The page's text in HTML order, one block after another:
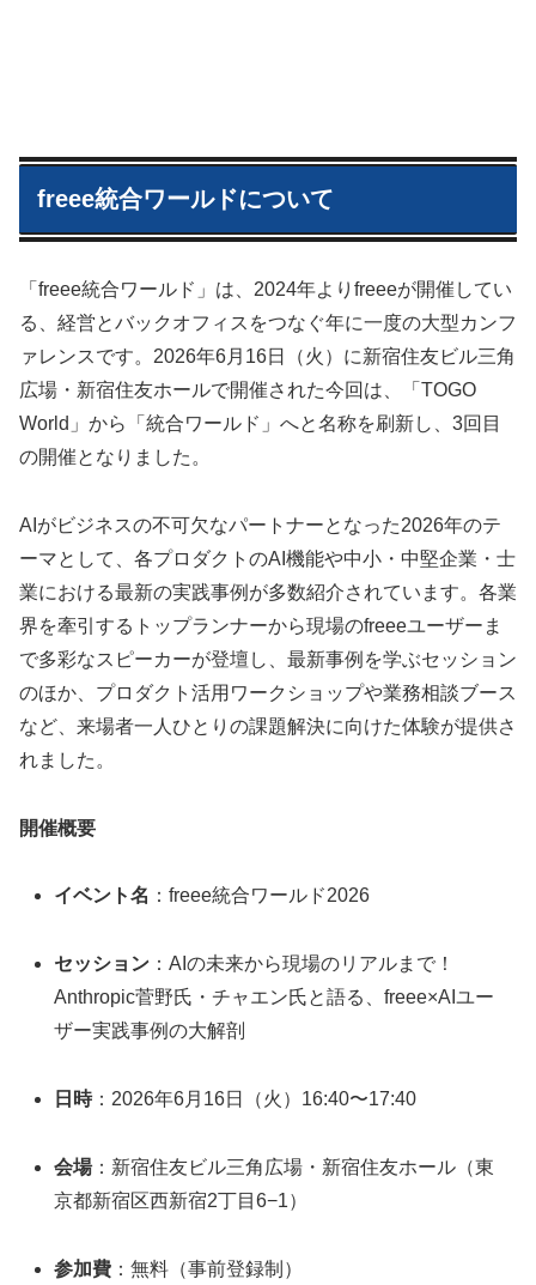
freee統合ワールドについて
「freee統合ワールド」は、2024年よりfreeeが開催してい
る、経営とバックオフィスをつなぐ年に一度の大型カンフ
ァレンスです。2026年6月16日（火）に新宿住友ビル三角
広場・新宿住友ホールで開催された今回は、「TOGO
World」から「統合ワールド」へと名称を刷新し、3回目
の開催となりました。
AIがビジネスの不可欠なパートナーとなった2026年のテ
ーマとして、各プロダクトのAI機能や中小・中堅企業・士
業における最新の実践事例が多数紹介されています。各業
界を牽引するトップランナーから現場のfreeeユーザーま
で多彩なスピーカーが登壇し、最新事例を学ぶセッション
のほか、プロダクト活用ワークショップや業務相談ブース
など、来場者一人ひとりの課題解決に向けた体験が提供さ
れました。
開催概要
イベント名 ：freee統合ワールド2026
セッション ：AIの未来から現場のリアルまで！
Anthropic菅野氏・チャエン氏と語る、freee×AIユー
ザー実践事例の大解剖
日時：2026年6月16日（火）16:40〜17:40
会場：新宿住友ビル三角広場・新宿住友ホール（東
京都新宿区西新宿2丁目6−1）
参加費 ：無料（事前登録制）